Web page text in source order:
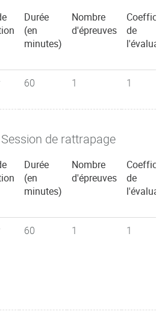
Durée
(en
minutes)
Nombre
d'épreuves
de
60 1 1
de rattrapage
Durée
(en
minutes)
Nombre
d'épreuves
de
60 1 1